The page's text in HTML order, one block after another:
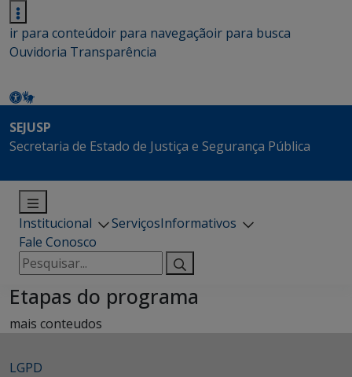
ir para conteúdoir para navegaçãoir para busca
Ouvidoria Transparência
SEJUSP
Secretaria de Estado de Justiça e Segurança Pública
Institucional ServiçosInformativos
Fale Conosco
Pesquisar
por:
Etapas do programa
mais conteudos
LGPD